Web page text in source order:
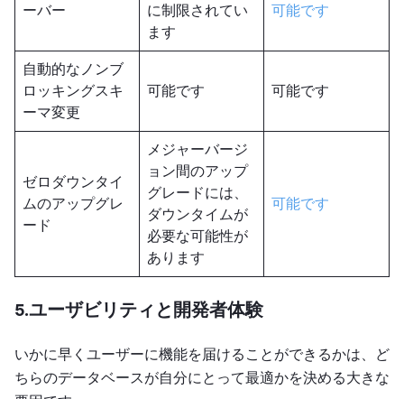
ーバー
に制限されてい
ます
可能です
自動的なノンブ
ロッキングスキ
ーマ変更
可能です 可能です
ゼロダウンタイ
ムのアップグレ
ード
メジャーバージ
ョン間のアップ
グレードには、
ダウンタイムが
必要な可能性が
あります
可能です
5.ユーザビリティと開発者体験
いかに早くユーザーに機能を届けることができるかは、ど
ちらのデータベースが自分にとって最適かを決める大きな